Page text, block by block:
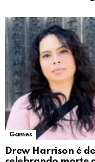
Games
Drew Harrison é